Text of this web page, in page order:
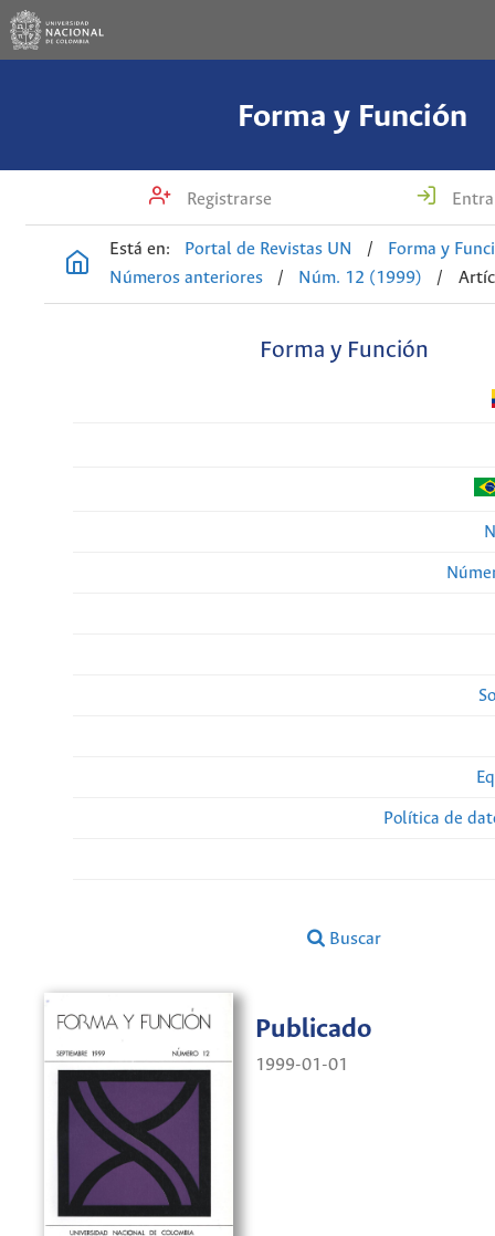
Forma y Función
Registrarse
Está en: Portal de Revistas UN /
Forma y
Números anteriores
/ Núm. 12 (1999) /
Forma y Función
Política de
Buscar
Publicado
1999-01-01